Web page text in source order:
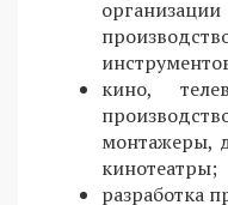
кино,
монтажеры,
кинотеатры;
разработка